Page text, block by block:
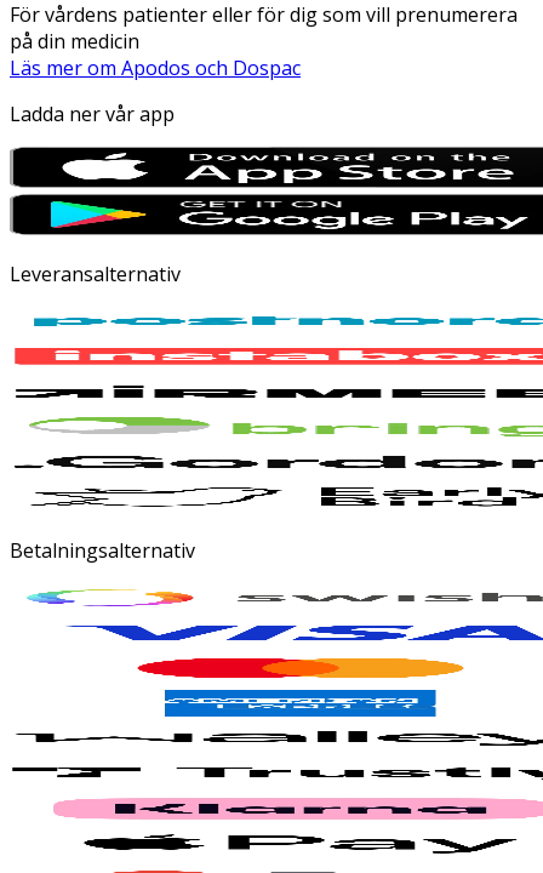
För vårdens patienter eller för dig som vill prenumerera
på din medicin
Läs mer om Apodos och Dospac
Ladda ner vår app
Leveransalternativ
Betalningsalternativ